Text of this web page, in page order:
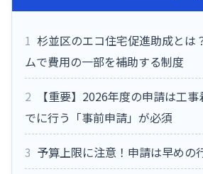
1 杉並区のエコ住宅促進助成とは
ムで費用の一部を補助する制度
2
【重要】2026年度の申請は工
でに行う「事前申請」が必須
3 予算上限に注意！申請は早めの